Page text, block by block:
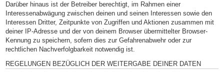
Darüber hinaus ist der Betreiber berechtigt, im Rahmen einer
Interessenabwägung zwischen deinen und seinen Interessen sowie den
Interessen Dritter, Zeitpunkte von Zugriffen und Aktionen zusammen mit
deiner IP-Adresse und der von deinem Browser übermittelter Browser-
Kennung zu speichern, sofern dies zur Gefahrenabwehr oder zur
rechtlichen Nachverfolgbarkeit notwendig ist.
REGELUNGEN BEZÜGLICH DER WEITERGABE DEINER DATEN